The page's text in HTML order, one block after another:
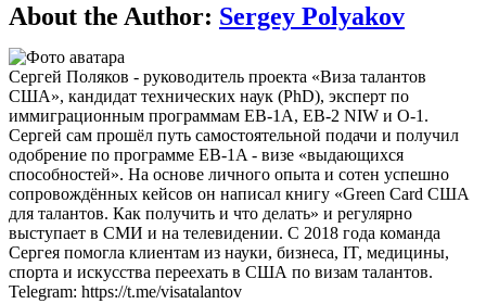
About the Author: Sergey Polyakov
Сергей Поляков - руководитель проекта «Виза талантов
США», кандидат технических наук (PhD), эксперт по
иммиграционным программам EB-1A, EB-2 NIW и O-1.
Сергей сам прошёл путь самостоятельной подачи и получил
одобрение по программе EB-1A - визе «выдающихся
способностей». На основе личного опыта и сотен успешно
сопровождённых кейсов он написал книгу «Green Card США
для талантов. Как получить и что делать» и регулярно
выступает в СМИ и на телевидении. С 2018 года команда
Сергея помогла клиентам из науки, бизнеса, IT, медицины,
спорта и искусства переехать в США по визам талантов.
Telegram: https://t.me/visatalantov